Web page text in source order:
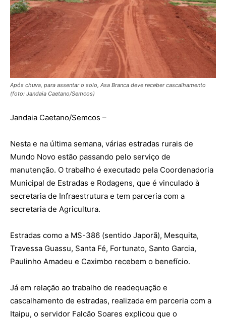
Após chuva, para assentar o solo, Asa Branca deve receber cascalhamento
(foto: Jandaia Caetano/Semcos)
Jandaia Caetano/Semcos –
Nesta e na última semana, várias estradas rurais de
Mundo Novo estão passando pelo serviço de
manutenção. O trabalho é executado pela Coordenadoria
Municipal de Estradas e Rodagens, que é vinculado à
secretaria de Infraestrutura e tem parceria com a
secretaria de Agricultura.
Estradas como a MS-386 (sentido Japorã), Mesquita,
Travessa Guassu, Santa Fé, Fortunato, Santo Garcia,
Paulinho Amadeu e Caximbo recebem o benefício.
Já em relação ao trabalho de readequação e
cascalhamento de estradas, realizada em parceria com a
Itaipu, o servidor Falcão Soares explicou que o